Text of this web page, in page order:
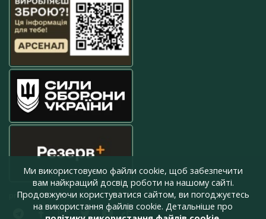
press@armyinform.com.ua
Ми використовуємо файли cookie, щоб забезпечити
вам найкращий досвід роботи на нашому сайті.
Продовжуючи користуватися сайтом, ви погоджуєтесь
на використання файлів cookie. Детальніше про